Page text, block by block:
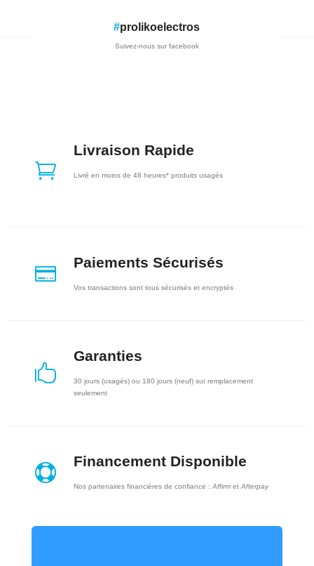
#prolikoelectros
Suivez-nous sur facebook

Livraison Rapide
Livré en moins de 48 heures* produits usagés

Paiements Sécurisés
Vos transactions sont tous sécurisés et encryptés

Garanties
30 jours (usagés) ou 180 jours (neuf) sur remplacement
seulement

Financement Disponible
Nos partenaires financières de confiance : AffirmetAfterpay